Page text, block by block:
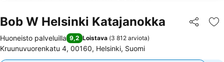
Bob W Helsinki Katajanokka Jaa
Huoneisto palveluilla 9,2 Loistava (3 812 arviota)
Kruunuvuorenkatu 4, 00160, Helsinki, Suomi